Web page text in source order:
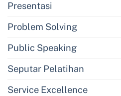
Presentasi
Problem Solving
Public Speaking
Seputar Pelatihan
Service Excellence